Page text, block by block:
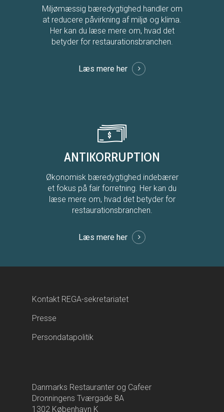
Miljømæssig bæredygtighed handler om
at reducere påvirkning af miljø og klima.
Her kan du læse mere om, hvad det
betyder for restaurationsbranchen.
Læs mere her
ANTIKORRUPTION
Økonomisk bæredygtighed indebærer
et fokus på fair forretning. Her kan du
læse mere om, hvad det betyder for
restaurationsbranchen.
Læs mere her
Kontakt REGA-sekretariatet
Presse
Persondatapolitik
Danmarks Restauranter og Cafeer
Dronningens Tværgade 8A
1302 København K